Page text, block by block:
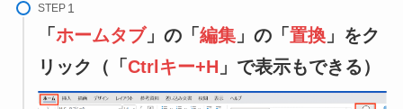
STEP
「 ホームタブ」の「 編集」の「 置換」をク
リック（「 Ctrlキー+H 」で表示もできる）